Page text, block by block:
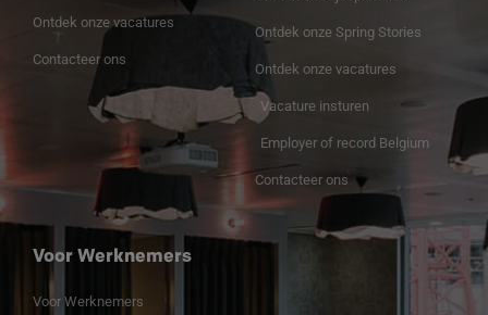
Ontdek onze vacatures
Contacteer ons
Ontdek onze Spring Stories
Ontdek onze vacatures
Vacature insturen
Employer of record Belgium
Contacteer ons
Voor Werknemers
Voor Werknemers